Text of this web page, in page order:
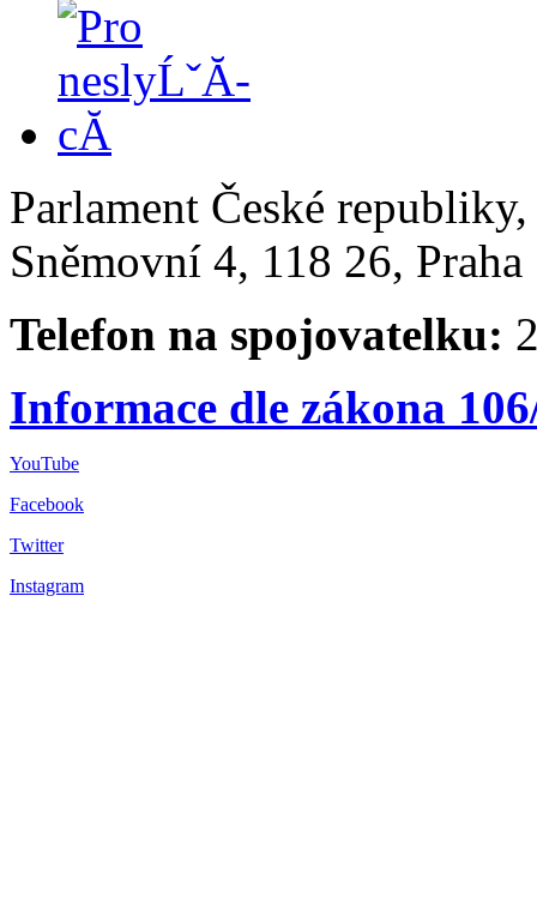
Parlament České
Sněmovní 4, 118 26,
Telefon na spojovatelku:
Informace dle zákona
YouTube
Facebook
Twitter
Instagram